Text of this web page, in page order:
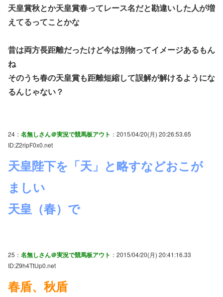
天皇賞秋とか天皇賞春ってレース名だと勘違いした人が増
えてるってことかな
昔は両方長距離だったけど今は別物ってイメージあるもん
ね
そのうち春の天皇賞も距離短縮して誤解が解けるようにな
るんじゃない？
24： 名無しさん＠実況で競馬板アウト ：2015/04/20(月) 20:26:53.65
ID:Z2ripF0x0.net
天皇陛下を「天」と略すなどおこが
ましい
天皇（春）で
25： 名無しさん＠実況で競馬板アウト ：2015/04/20(月) 20:41:16.33
ID:Z9h4TtUp0.net
春盾、秋盾